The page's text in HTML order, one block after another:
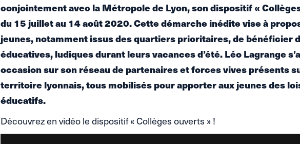
conjointement avec la Métropole de Lyon, son dispositif «
du 15 juillet au 14 août 2020. Cette démarche inédite vise à
jeunes, notamment issus des quartiers prioritaires, de bénéficier
éducatives, ludiques durant leurs vacances d’été. Léo Lagrange
occasion sur son réseau de partenaires et forces vives présents
territoire lyonnais, tous mobilisés pour apporter aux jeunes des
éducatifs.
Découvrez en vidéo le dispositif « Collèges ouverts » !